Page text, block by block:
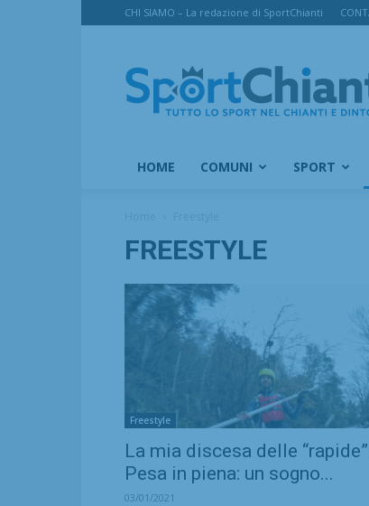
CHI SIAMO – La redazione di SportChianti
SportChianti
HOME COMUNI SPORT
FREESTYLE
Freestyle
La mia discesa delle
Pesa in piena: un sogno...
03/01/2021